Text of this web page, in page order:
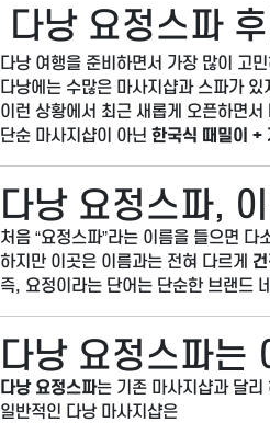
다낭 요정스파
다낭 여행을 준비하면서 가장 많이 고
다낭에는 수많은 마사지샵과 스파가
이런 상황에서 최근 새롭게 오픈하면
단순 마사지샵이 아닌 한국식 때밀이 +
다낭 요정스파,
처음 “요정스파”라는 이름을 들으면
하지만 이곳은 이름과는 전혀 다르게
즉, 요정이라는 단어는 단순한 브랜드
다낭 요정스파는
다낭 요정스파는 기존 마사지샵과 달리
일반적인 다낭 마사지샵은